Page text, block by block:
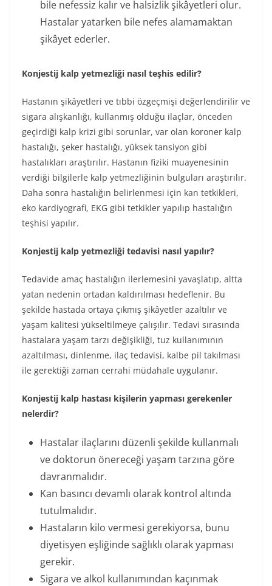
bile nefessiz kalır ve halsizlik şikâyetleri olur.
Hastalar yatarken bile nefes alamamaktan
şikâyet ederler.
Konjestij kalp yetmezliği nasıl teşhis edilir?
Hastanın şikâyetleri ve tıbbi özgeçmişi değerlendirilir ve
sigara alışkanlığı, kullanmış olduğu ilaçlar, önceden
geçirdiği kalp krizi gibi sorunlar, var olan koroner kalp
hastalığı, şeker hastalığı, yüksek tansiyon gibi
hastalıkları araştırılır. Hastanın fiziki muayenesinin
verdiği bilgilerle kalp yetmezliğinin bulguları araştırılır.
Daha sonra hastalığın belirlenmesi için kan tetkikleri,
eko kardiyografi, EKG gibi tetkikler yapılıp hastalığın
teşhisi yapılır.
Konjestij kalp yetmezliği tedavisi nasıl yapılır?
Tedavide amaç hastalığın ilerlemesini yavaşlatıp, altta
yatan nedenin ortadan kaldırılması hedeflenir. Bu
şekilde hastada ortaya çıkmış şikâyetler azaltılır ve
yaşam kalitesi yükseltilmeye çalışılır. Tedavi sırasında
hastalara yaşam tarzı değişikliği, tuz kullanımının
azaltılması, dinlenme, ilaç tedavisi, kalbe pil takılması
ile gerektiği zaman cerrahi müdahale uygulanır.
Konjestij kalp hastası kişilerin yapması gerekenler
nelerdir?
Hastalar ilaçlarını düzenli şekilde kullanmalı
ve doktorun önereceği yaşam tarzına göre
davranmalıdır.
Kan basıncı devamlı olarak kontrol altında
tutulmalıdır.
Hastaların kilo vermesi gerekiyorsa, bunu
diyetisyen eşliğinde sağlıklı olarak yapması
gerekir.
Sigara ve alkol kullanımından kaçınmak